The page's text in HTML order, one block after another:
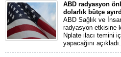
ABD radyasyon
dolarlık bütçe
ABD Sağlık ve
radyasyon etkisine
Nplate ilacı temini
yapacağını açıkladı.